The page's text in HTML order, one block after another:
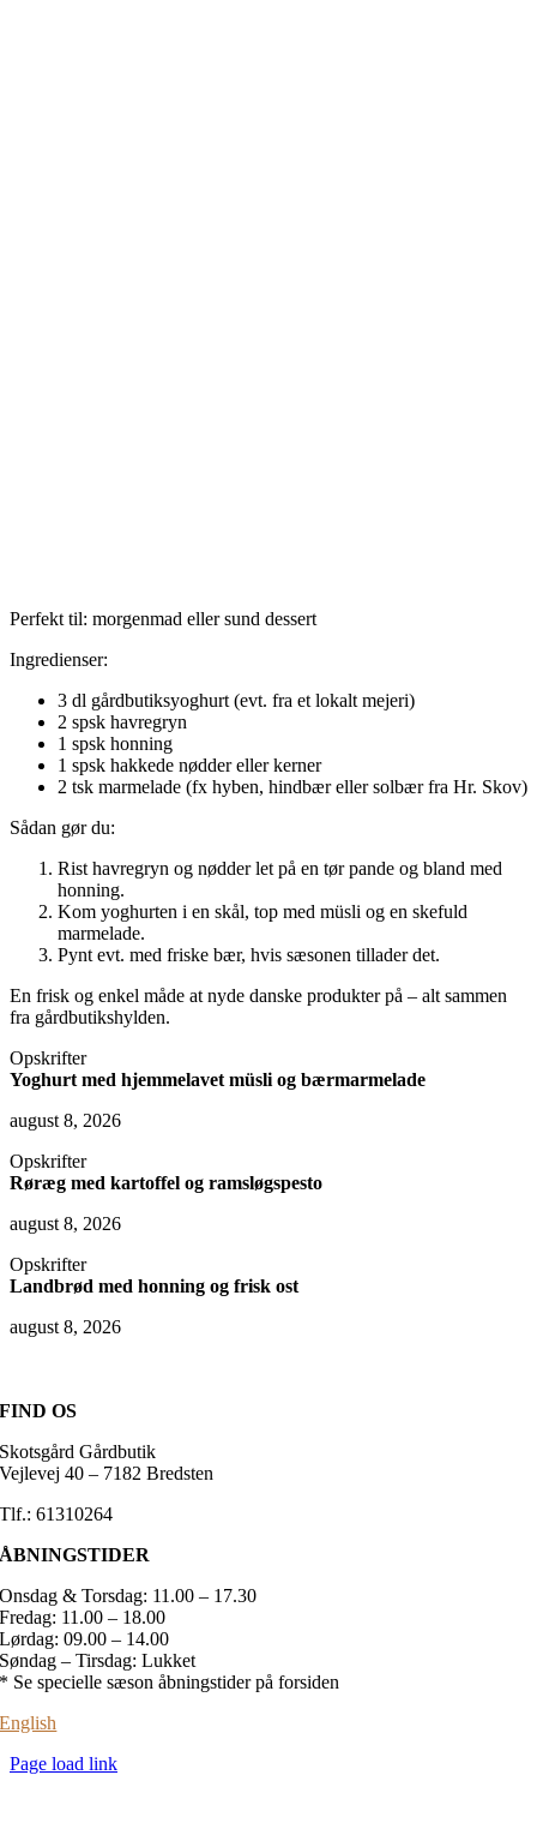
Perfekt til: morgenmad eller sund dessert
Ingredienser:
3 dl gårdbutiksyoghurt (evt. fra et lokalt mejeri)
2 spsk havregryn
1 spsk honning
1 spsk hakkede nødder eller kerner
2 tsk marmelade (fx hyben, hindbær eller solbær fra Hr. Skov)
Sådan gør du:
Rist havregryn og nødder let på en tør pande og bland med
honning.
Kom yoghurten i en skål, top med müsli og en skefuld
marmelade.
Pynt evt. med friske bær, hvis sæsonen tillader det.
En frisk og enkel måde at nyde danske produkter på – alt sammen
fra gårdbutikshylden.
Opskrifter
Yoghurt med hjemmelavet müsli og bærmarmelade
august 8, 2026
Opskrifter
Røræg med kartoffel og ramsløgspesto
august 8, 2026
Opskrifter
Landbrød med honning og frisk ost
august 8, 2026
FIND OS
Skotsgård Gårdbutik
Vejlevej 40 – 7182 Bredsten
Tlf.: 61310264
ÅBNINGSTIDER
Onsdag & Torsdag: 11.00 – 17.30
Fredag: 11.00 – 18.00
Lørdag: 09.00 – 14.00
Søndag – Tirsdag: Lukket
* Se specielle sæson åbningstider på forsiden
English
Page load link